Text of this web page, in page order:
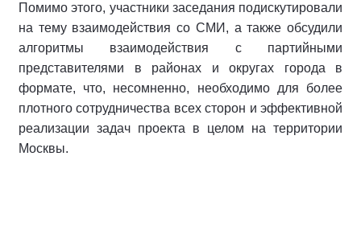
Помимо этого, участники заседания подискутировали
на тему взаимодействия со СМИ, а также обсудили
алгоритмы взаимодействия с партийными
представителями в районах и округах города в
формате, что, несомненно, необходимо для более
плотного сотрудничества всех сторон и эффективной
реализации задач проекта в целом на территории
Москвы.